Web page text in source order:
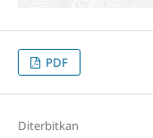
PDF
Diterbitkan